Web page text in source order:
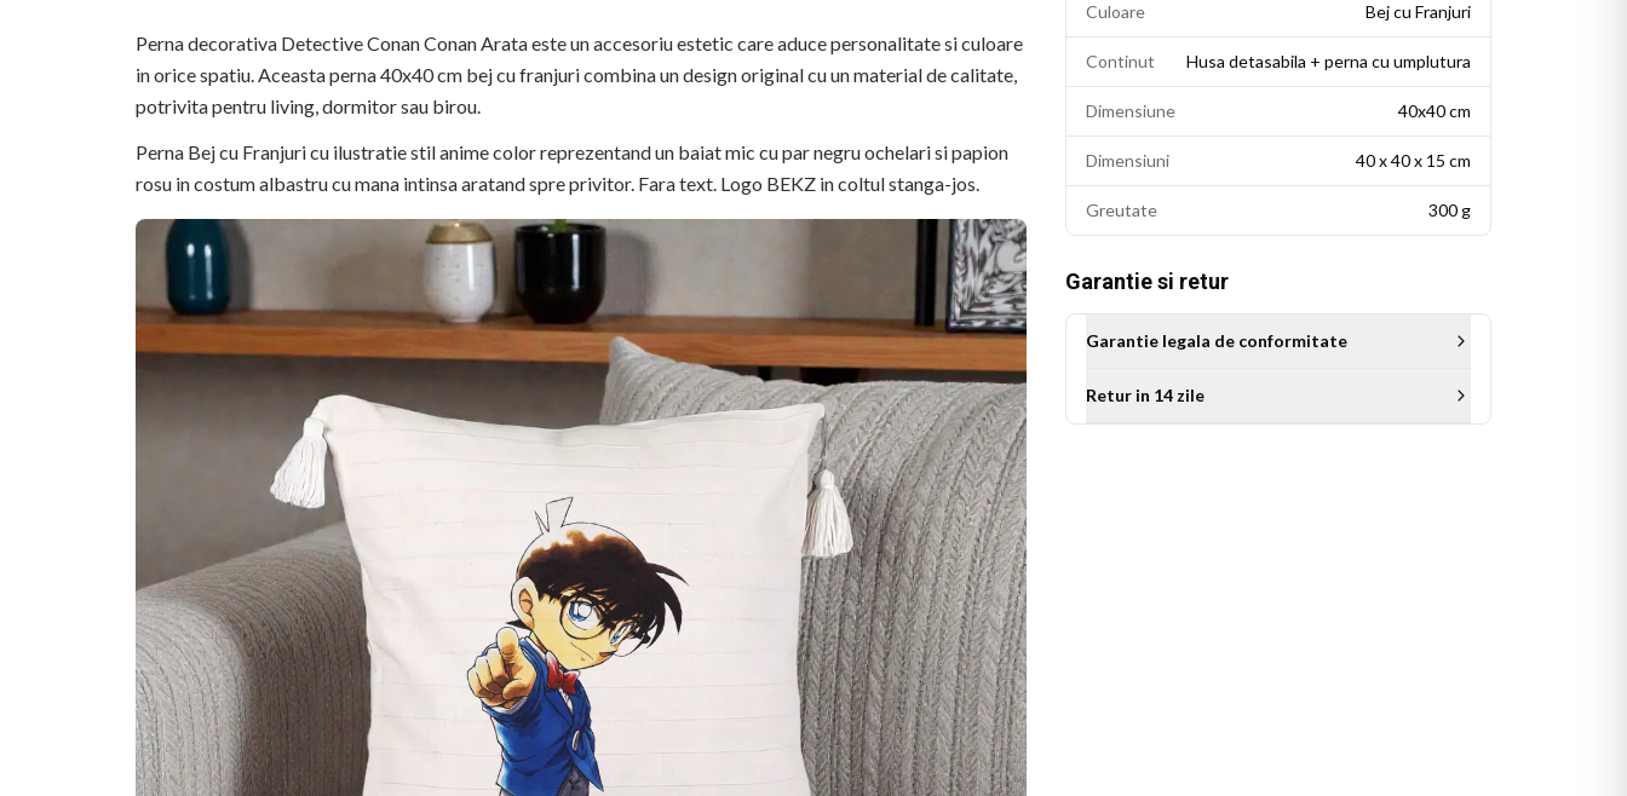
Perna decorativa Detective Conan Conan Arata este un accesoriu estetic care aduce personalitate si culoare
in orice spatiu. Aceasta perna 40x40 cm bej cu franjuri combina un design original cu un material de calitate,
potrivita pentru living, dormitor sau birou.
Perna Bej cu Franjuri cu ilustratie stil anime color reprezentand un baiat mic cu par negru ochelari si papion
rosu in costum albastru cu mana intinsa aratand spre privitor. Fara text. Logo BEKZ in coltul stanga-jos.
Culoare Bej cu Franjuri
Continut Husa detasabila + perna cu umplutura
Dimensiune 40x40 cm
Dimensiuni 40 x 40 x 15 cm
Greutate 300 g
Garantie si retur
Garantie legala de conformitate
Retur in 14 zile